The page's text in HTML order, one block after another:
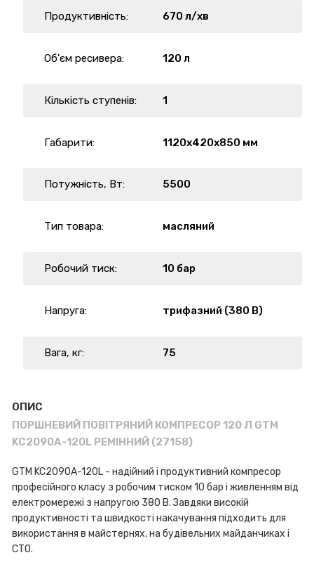
Продуктивність: 670 л/хв
Об'єм ресивера: 120 л
Кількість ступенів: 1
Габарити: 1120х420х850 мм
Потужність, Вт: 5500
Тип товара: масляний
Робочий тиск: 10 бар
Напруга: трифазний (380 В)
Вага, кг: 75
ОПИС
ПОРШНЕВИЙ ПОВІТРЯНИЙ КОМПРЕСОР 120 Л GTM
KC2090A-120L РЕМІННИЙ (27158)
GTM KC2090A-120L - надійний і продуктивний компресор
професійного класу з робочим тиском 10 бар і живленням від
електромережі з напругою 380 В. Завдяки високій
продуктивності та швидкості накачування підходить для
використання в майстернях, на будівельних майданчиках і
СТО.